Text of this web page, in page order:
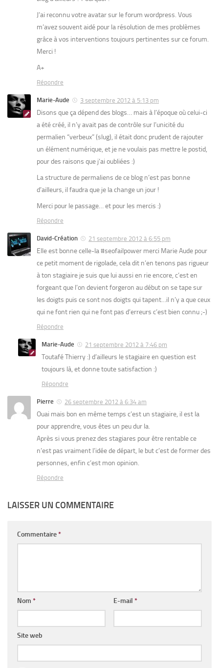
J’ai reconnu votre avatar sur le forum wordpress. Vous
m’avez souvent aidé pour la résolution de mes problèmes
grâce à vos interventions toujours pertinentes sur ce forum.
Merci !
A+
Répondre
Marie-Aude 3 septembre 2012 à 5:13 pm
Disons que ça dépend des blogs… mais à l’époque où celui-ci
a été créé, il n’y avait pas de contrôle sur l’unicité du
permalien “verbeux” (slug), il était donc prudent de rajouter
un élément numérique, et je ne voulais pas mettre le postid,
pour des raisons que j’ai oubliées :)
La structure de permaliens de ce blog n’est pas bonne
d’ailleurs, il faudra que je la change un jour !
Merci pour le passage… et pour les mercis :)
Répondre
David-Création 21 septembre 2012 à 6:55 pm
Elle est bonne celle-la #seofailpower merci Marie Aude pour
ce petit moment de rigolade, cela dit n’en tenons pas rigueur
à ton stagiaire je suis que lui aussi en rie encore, c’est en
forgeant que l’on devient forgeron au début on se tape sur
les doigts puis ce sont nos doigts qui tapent…il n’y a que ceux
qui ne font rien qui ne font pas d’erreurs c’est bien connu ;-)
Répondre
Marie-Aude 21 septembre 2012 à 7:46 pm
Toutafé Thierry :) d’ailleurs le stagiaire en question est
toujours là, et donne toute satisfaction :)
Répondre
Pierre 26 septembre 2012 à 6:34 am
Ouai mais bon en même temps c’est un stagiaire, il est la
pour apprendre, vous êtes un peu dur la.
Après si vous prenez des stagiares pour être rentable ce
n’est pas vraiment l’idée de départ, le but c’est de former des
personnes, enfin c’est mon opinion.
Répondre
LAISSER UN COMMENTAIRE
Commentaire*
Nom * E-mail *
Site web